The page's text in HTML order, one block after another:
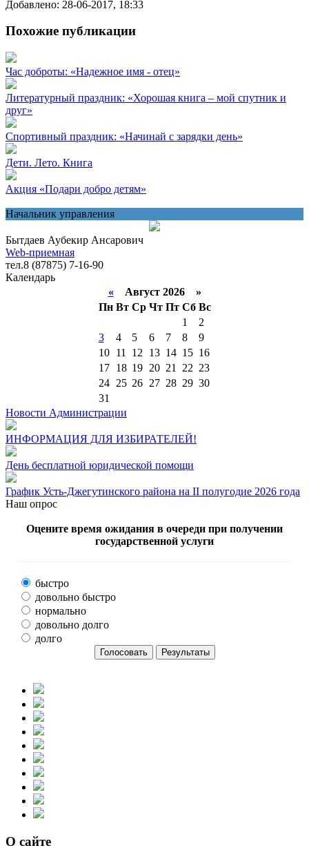
Добавлено: 28-06-2017, 18:33
Похожие публикации
Час доброты: «Надежное имя - отец»
Литературный праздник: «Хорошая книга – мой спутник и
друг»
Спортивный праздник: «Начинай с зарядки день»
Дети. Лето. Книга
Акция «Подари добро детям»
Начальник управления
Бытдаев Аубекир Ансарович
Web-приемная
тел.8 (87875) 7-16-90
Календарь
«Август 2026 »
Пн Вт Ср Чт Пт Сб Вс
1
2
3
4 5 6 7 8
9
10
11 12 13 14 15 16
17
18 19 20 21 22 23
24
25 26 27 28 29 30
31
Новости Администрации
ИНФОРМАЦИЯ ДЛЯ ИЗБИРАТЕЛЕЙ!
День бесплатной юридической помощи
График Усть-Джегутинского района на II полугодие 2026 года
Наш опрос
Оцените время ожидания в очереди при получении
государственной услуги
быстро
довольно быстро
нормально
довольно долго
долго
О сайте